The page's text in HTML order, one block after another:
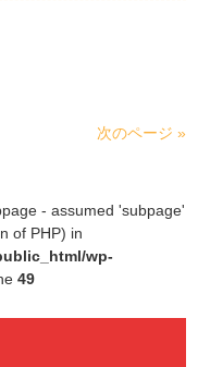
次のページ »
- assumed 'subpage'
of PHP) in
wp-
49